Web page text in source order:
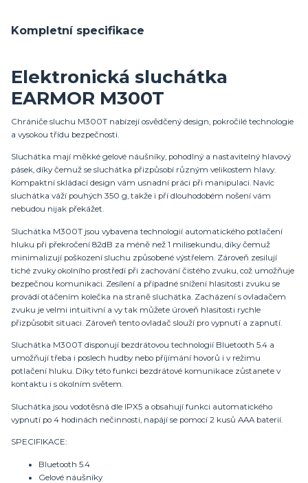
Kompletní specifikace
Elektronická sluchátka
EARMOR M300T
Chrániče sluchu M300T nabízejí osvědčený design, pokročilé technologie
a vysokou třídu bezpečnosti.
Sluchátka mají měkké gelové náušníky, pohodlný a nastavitelný hlavový
pásek, díky čemuž se sluchátka přizpůsobí různým velikostem hlavy.
Kompaktní skládací design vám usnadní práci při manipulaci. Navíc
sluchátka váží pouhých 350 g, takže i pří dlouhodobém nošení vám
nebudou nijak překážet.
Sluchátka M300T jsou vybavena technologií automatického potlačení
hluku při překročení 82dB za méně než 1 milisekundu, díky čemuž
minimalizují poškození sluchu způsobené výstřelem. Zároveň zesilují
tiché zvuky okolního prostředí při zachování čistého zvuku, což umožňuje
bezpečnou komunikaci. Zesílení a případné snížení hlasitosti zvuku se
provádí otáčením kolečka na straně sluchátka. Zacházení s ovladačem
zvuku je velmi intuitivní a vy tak můžete úroveň hlasitosti rychle
přizpůsobit situaci. Zároveň tento ovladač slouží pro vypnutí a zapnutí.
Sluchátka M300T disponují bezdrátovou technologií Bluetooth 5.4 a
umožňují třeba i poslech hudby nebo příjímání hovorů i v režimu
potlačení hluku. Díky této funkci bezdrátové komunikace zůstanete v
kontaktu i s okolním světem.
Sluchátka jsou vodotěsná dle IPX5 a obsahují funkci automatického
vypnutí po 4 hodinách nečinnosti, napájí se pomocí 2 kusů AAA baterií.
SPECIFIKACE:
Bluetooth 5.4
Gelové náušníky